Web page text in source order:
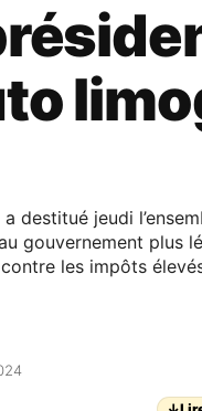
destitué jeudi
gouvernement plus
les impôts